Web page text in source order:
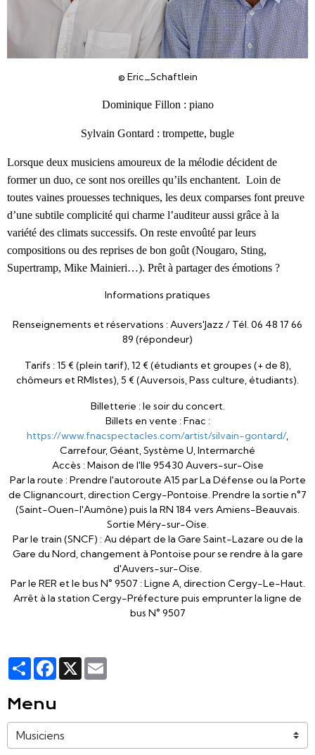
© Eric_Schaftlein
Dominique Fillon : piano
Sylvain Gontard : trompette, bugle
Lorsque deux musiciens amoureux de la mélodie décident de
former un duo, ce sont nos oreilles qu’ils enchantent. Loin de
toutes vaines prouesses techniques, les deux comparses font preuve
d’une subtile complicité qui charme l’auditeur aussi grâce à la
variété des climats successifs. On reste envoûté par leurs
compositions ou des reprises de bon goût (Nougaro, Sting,
Supertramp, Mike Mainieri…). Prêt à partager des émotions ?
Informations pratiques
Renseignements et réservations : Auvers'Jazz / Tél. 06 48 17 66
89 (répondeur)
Tarifs : 15 € (plein tarif), 12 € (étudiants et groupes (+ de 8),
chômeurs et RMIstes), 5 € (Auversois, Pass culture, étudiants).
Billetterie : le soir du concert.
Billets en vente : Fnac :
https://www.fnacspectacles.com/artist/silvain-gontard/,
Carrefour, Géant, Système U, Intermarché
Accès : Maison de l'Ile 95430 Auvers-sur-Oise
Par la route : Prendre l'autoroute A15 par La Défense ou la Porte
de Clignancourt, direction Cergy-Pontoise. Prendre la sortie n°7
(Saint-Ouen-l'Aumône) puis la RN 184 vers Amiens-Beauvais.
Sortie Méry-sur-Oise.
Par le train (SNCF) : Au départ de la Gare Saint-Lazare ou de la
Gare du Nord, changement à Pontoise pour se rendre à la gare
d'Auvers-sur-Oise.
Par le RER et le bus N° 9507 : Ligne A, direction Cergy-Le-Haut.
Arrêt à la station Cergy-Préfecture puis emprunter la ligne de
bus N° 9507
PartagerFacebook
X
Menu